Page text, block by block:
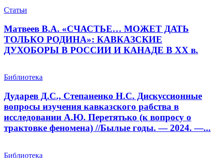
Статьи
Матвеев В.А. «СЧАСТЬЕ… МОЖЕТ ДАТЬ
ТОЛЬКО РОДИНА»: КАВКАЗСКИЕ
ДУХОБОРЫ В РОССИИ И КАНАДЕ В XX в.
Библиотека
Дударев Д.С., Степаненко Н.С. Дискуссионные
вопросы изучения кавказского рабства в
исследовании А.Ю. Перетятько (к вопросу о
трактовке феномена) //Былые годы. — 2024. —...
Библиотека